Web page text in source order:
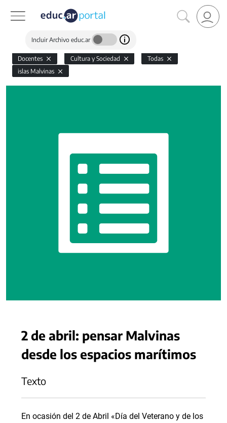
Incluir Archivo educ.ar
Docentes Cultura y Sociedad
Todas
islas Malvinas
2 de abril: pensar Malvinas
desde los espacios marítimos
Texto
En ocasión del 2 de Abril «Día del Veterano y de los